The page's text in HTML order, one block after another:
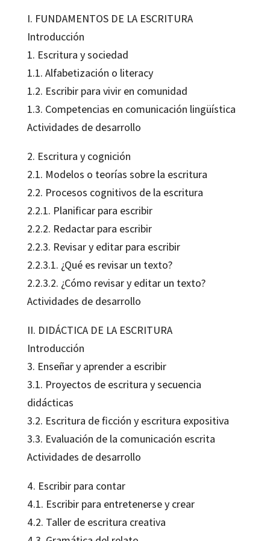
I. FUNDAMENTOS DE LA ESCRITURA
Introducción
1. Escritura y sociedad
1.1. Alfabetización o literacy
1.2. Escribir para vivir en comunidad
1.3. Competencias en comunicación lingüística
Actividades de desarrollo
2. Escritura y cognición
2.1. Modelos o teorías sobre la escritura
2.2. Procesos cognitivos de la escritura
2.2.1. Planificar para escribir
2.2.2. Redactar para escribir
2.2.3. Revisar y editar para escribir
2.2.3.1. ¿Qué es revisar un texto?
2.2.3.2. ¿Cómo revisar y editar un texto?
Actividades de desarrollo
II. DIDÁCTICA DE LA ESCRITURA
Introducción
3. Enseñar y aprender a escribir
3.1. Proyectos de escritura y secuencia
didácticas
3.2. Escritura de ficción y escritura expositiva
3.3. Evaluación de la comunicación escrita
Actividades de desarrollo
4. Escribir para contar
4.1. Escribir para entretenerse y crear
4.2. Taller de escritura creativa